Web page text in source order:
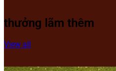
thưởng lãm thêm
View all